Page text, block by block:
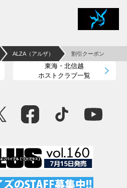
ALZA（アルザ） 割引クーポン
東海・北信越
ホストクラブ一覧